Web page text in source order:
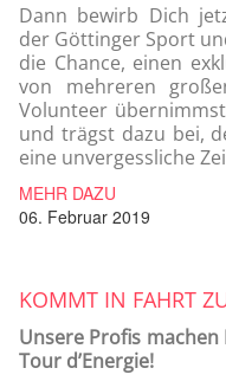
Dann bewirb Dich
der Göttinger Sport
die Chance, einen
von mehreren
Volunteer
und trägst dazu bei,
eine unvergessliche
MEHR DAZU
06. Februar 2019
KOMMT IN FAHRT
Unsere Profis
Tour d’Energie!